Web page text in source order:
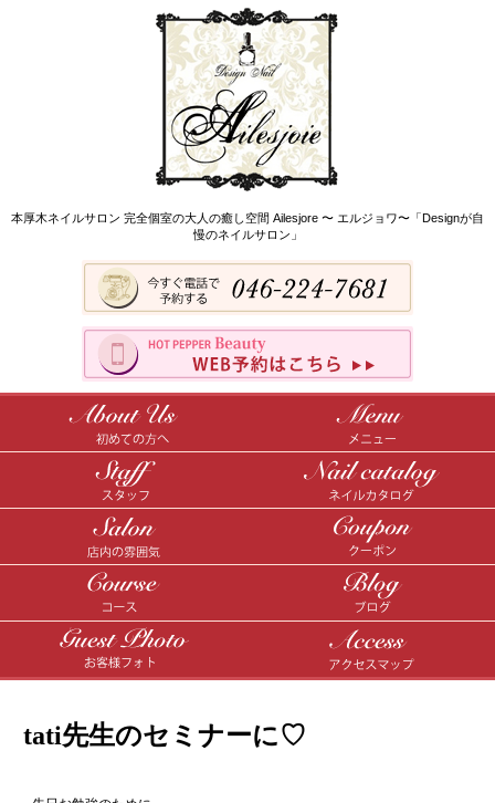
本厚木ネイルサロン 完全個室の大人の癒し空間 Ailesjore 〜 エルジョワ〜「Designが自
慢のネイルサロン」
tati先生のセミナーに♡